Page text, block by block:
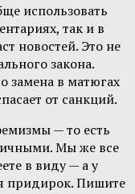
использовать
так и в
новостей. Это не
закона.
замена в матюгах
от санкций.
— то есть
Мы же все
в виду — а у
придирок. Пишите